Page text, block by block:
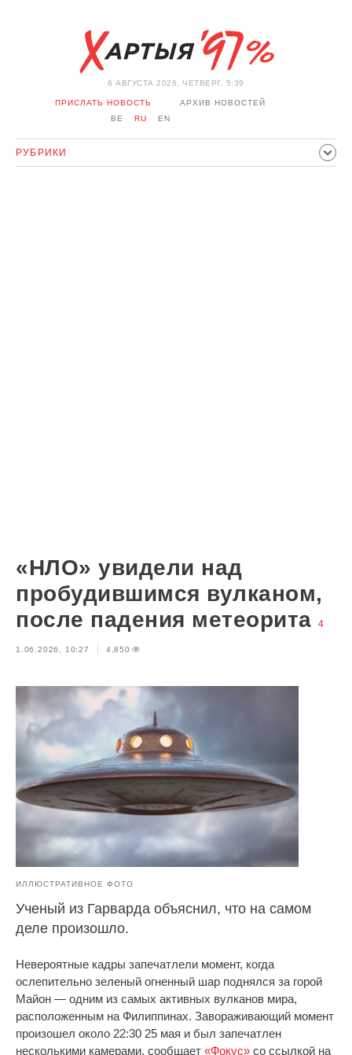
6 АВГУСТА 2026, ЧЕТВЕРГ, 5:39
ПРИСЛАТЬ НОВОСТЬ
АРХИВ НОВОСТЕЙ
BE
RU EN
РУБРИКИ
«НЛО» увидели над
пробудившимся вулканом,
после падения метеорита
4
1.06.2026, 10:27 4,850
ИЛЛЮСТРАТИВНОЕ ФОТО
Ученый из Гарварда объяснил, что на самом
деле произошло.
Невероятные кадры запечатлели момент, когда
ослепительно зеленый огненный шар поднялся за горой
Майон — одним из самых активных вулканов мира,
расположенным на Филиппинах. Завораживающий момент
произошел около 22:30 25 мая и был запечатлен
несколькими камерами, сообщает «Фокус» со ссылкой на